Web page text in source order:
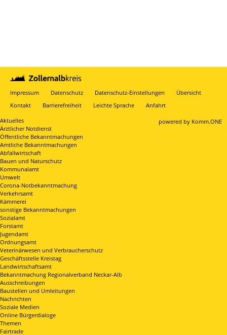
Impressum Datenschutz Datenschutz-Einstellungen
Übersicht
Kontakt
Barrierefreiheit Leichte Sprache Anfahrt
powered by Komm.ONE
Aktuelles
Ärztlicher Notdienst
Öffentliche Bekanntmachungen
Amtliche Bekanntmachungen
Abfallwirtschaft
Bauen und Naturschutz
Kommunalamt
Umwelt
Corona-Notbekanntmachung
Verkehrsamt
Kämmerei
sonstige Bekanntmachungen
Sozialamt
Forstamt
Jugendamt
Ordnungsamt
Veterinärwesen und Verbraucherschutz
Geschäftsstelle Kreistag
Landwirtschaftsamt
Bekanntmachung Regionalverband Neckar-Alb
Ausschreibungen
Baustellen und Umleitungen
Nachrichten
Soziale Medien
Online Bürgerdialoge
Themen
Fairtrade